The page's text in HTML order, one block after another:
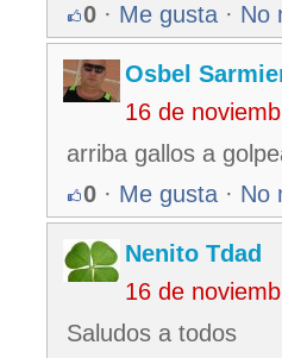
0 · Me gusta · No
Osbel
16 de
arriba gallos a
0 · Me gusta · No
Nenito Tdad
16 de
Saludos a todos